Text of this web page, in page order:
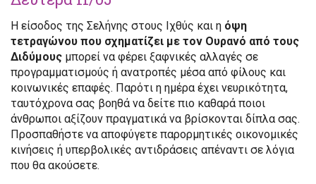
Η είσοδος της Σελήνης στους Ιχθύς και η όψη
τετραγώνου που σχηματίζει με τον Ουρανό από τους
Διδύμους μπορεί να φέρει ξαφνικές αλλαγές σε
προγραμματισμούς ή ανατροπές μέσα από φίλους και
κοινωνικές επαφές. Παρότι η ημέρα έχει νευρικότητα,
ταυτόχρονα σας βοηθά να δείτε πιο καθαρά ποιοι
άνθρωποι αξίζουν πραγματικά να βρίσκονται δίπλα σας.
Προσπαθήστε να αποφύγετε παρορμητικές οικονομικές
κινήσεις ή υπερβολικές αντιδράσεις απέναντι σε λόγια
που θα ακούσετε.